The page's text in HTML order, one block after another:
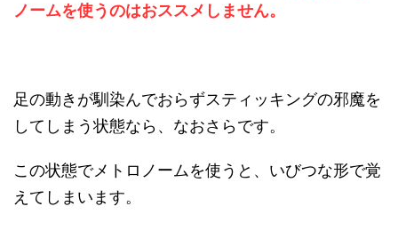
ノームを使うのはおススメしません。
足の動きが馴染んでおらずスティッキングの邪魔を
してしまう状態なら、なおさらです。
この状態でメトロノームを使うと、いびつな形で覚
えてしまいます。